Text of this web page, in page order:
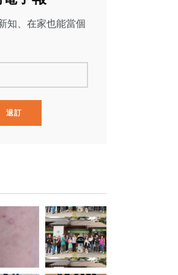
知、在家也能當個
退訂